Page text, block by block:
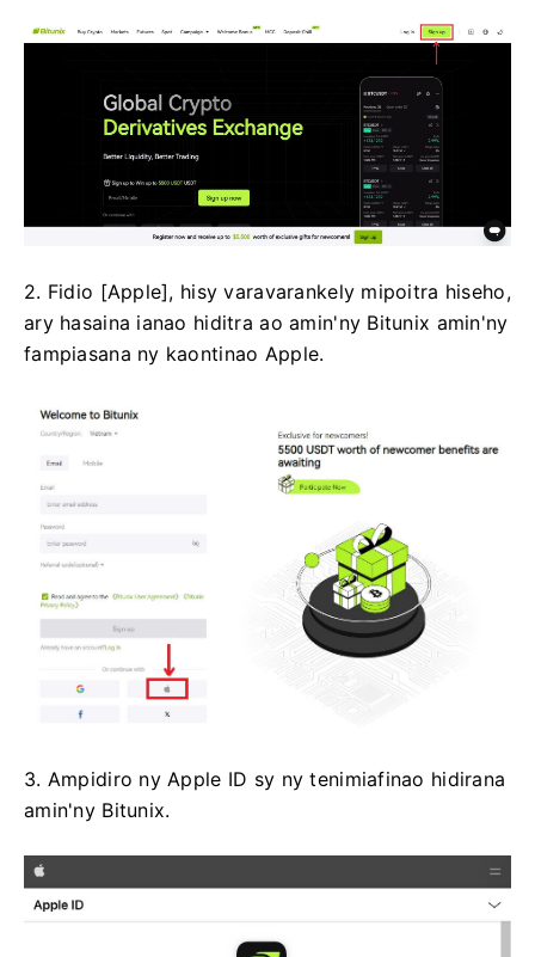
2. Fidio [Apple], hisy varavarankely mipoitra hiseho,
ary hasaina ianao hiditra ao amin'ny Bitunix amin'ny
fampiasana ny kaontinao Apple.
3. Ampidiro ny Apple ID sy ny tenimiafinao hidirana
amin'ny Bitunix.